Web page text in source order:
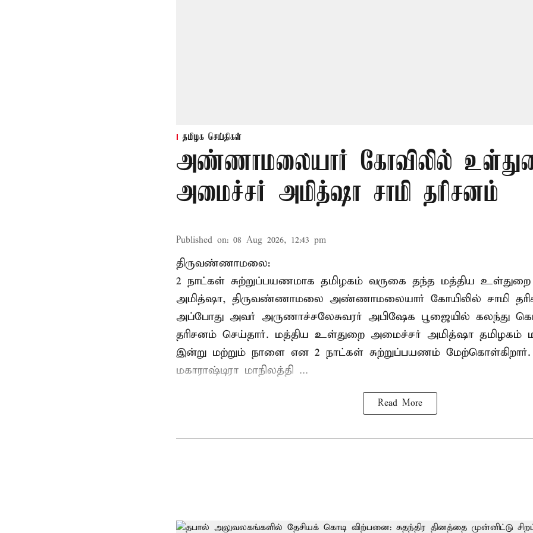
தமிழக செய்திகள்
அண்ணாமலையார் கோவிலில்
அமைச்சர் அமித்ஷா சாமி தரிசனம்
Published on: 08 Aug 2026, 12:43 pm
திருவண்ணாமலை:
2 நாட்கள் சுற்றுப்பயணமாக தமிழகம் வருகை தந்த மத்திய
அமித்ஷா, திருவண்ணாமலை அண்ணாமலையார் கோயிலில் சாமி
அப்போது அவர் அருணாச்சலேசுவரர் அபிஷேக பூஜையில் கலந்து
தரிசனம் செய்தார். மத்திய உள்துறை அமைச்சர் அமித்ஷா தமிழகம்
இன்று மற்றும் நாளை என 2 நாட்கள் சுற்றுப்பயணம்
மகாராஷ்டிரா மாநிலத்தி ...
Read More